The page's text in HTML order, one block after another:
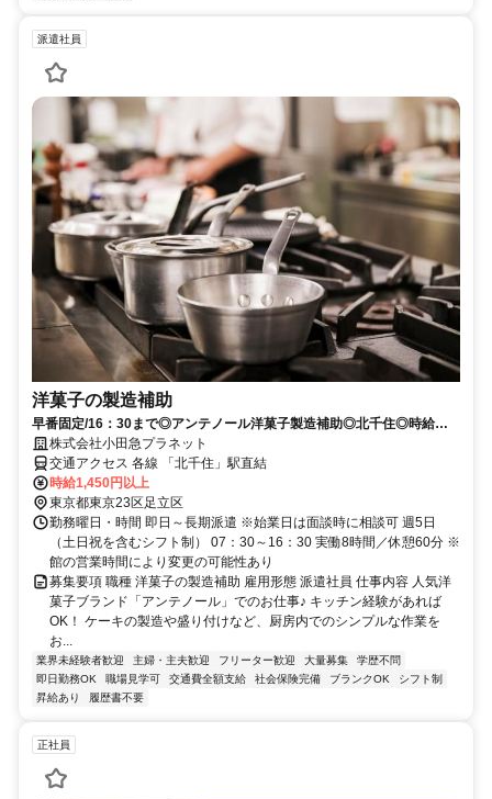
派遣社員
洋菓子の製造補助
早番固定/16：30まで◎アンテノール洋菓子製造補助◎北千住◎時給
1,450円
株式会社小田急プラネット
交通アクセス 各線 「北千住」駅直結
時給1,450円以上
東京都東京23区足立区
勤務曜日・時間 即日～長期派遣 ※始業日は面談時に相談可 週5日
（土日祝を含むシフト制） 07：30～16：30 実働8時間／休憩60分 ※
館の営業時間により変更の可能性あり
募集要項 職種 洋菓子の製造補助 雇用形態 派遣社員 仕事内容 人気洋
菓子ブランド「アンテノール」でのお仕事♪ キッチン経験があれば
OK！ ケーキの製造や盛り付けなど、厨房内でのシンプルな作業を
お...
業界未経験者歓迎 主婦・主夫歓迎 フリーター歓迎 大量募集
学歴不問
即日勤務OK
職場見学可 交通費全額支給 社会保険完備 ブランクOK
シフト制
昇給あり
履歴書不要
正社員